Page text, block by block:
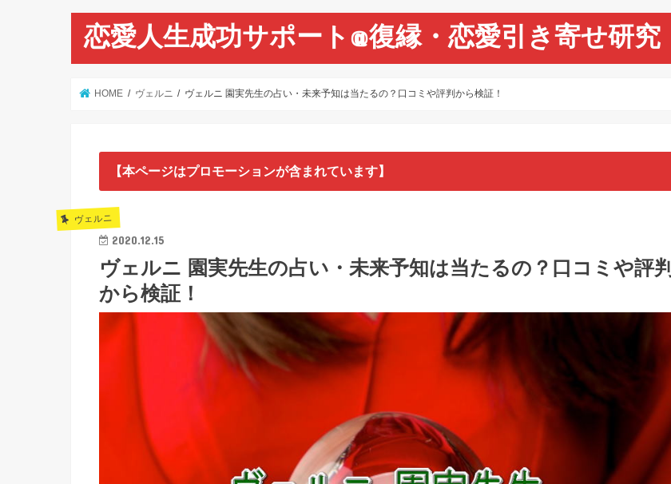
恋愛人生成功サポート@復縁・恋愛引き寄せ研究
HOME ヴェルニ ヴェルニ 園実先生の占い・未来予知は当たるの？口コミや評判から検証！
【本ページはプロモーションが含まれています】
ヴェルニ
2020.12.15
ヴェルニ 園実先生の占い・未来予知は当たるの？口コミや評判
から検証！